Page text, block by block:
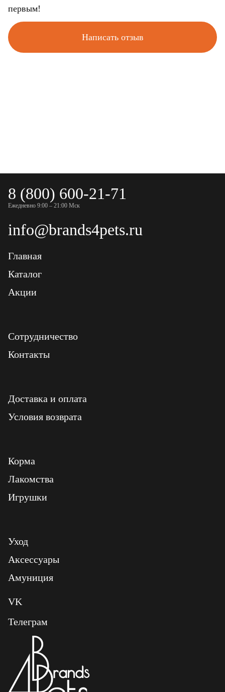
первым!
Написать отзыв
8 (800) 600-21-71
Ежедневно 9:00 – 21:00 Мск
info@brands4pets.ru
Главная
Каталог
Акции
Сотрудничество
Контакты
Доставка и оплата
Условия возврата
Корма
Лакомства
Игрушки
Уход
Аксессуары
Амуниция
VK
Телеграм